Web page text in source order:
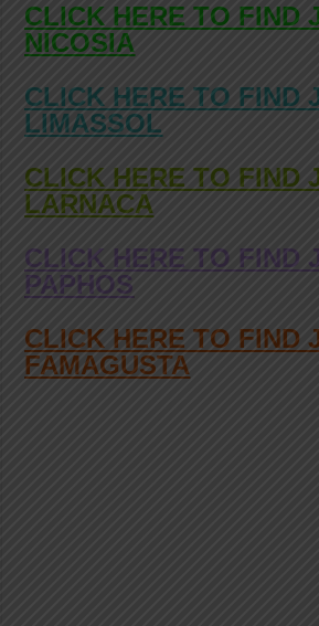
CLICK HERE TO FIND
NICOSIA
CLICK HERE TO FIND
LIMASSOL
CLICK HERE TO FIND
LARNACA
CLICK HERE TO FIND
PAPHOS
CLICK HERE TO FIND
FAMAGUSTA